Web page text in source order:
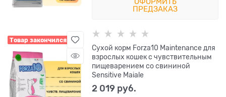
ПРЕДЗАКАЗ
Товар закончился
Сухой корм Forza10 Maintenance для
взрослых кошек с чувствительным
пищеварением со свининой
Sensitive Maiale
2 019 руб.